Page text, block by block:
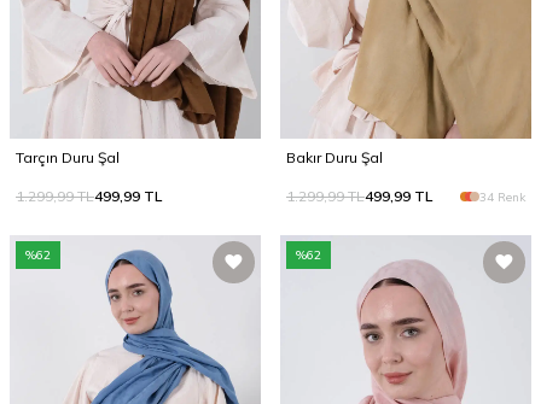
Tarçın Duru Şal
1.299,99TL499,99 TL
Bakır Duru Şal
1.299,99TL499,99 TL 34 Renk
%62 %62